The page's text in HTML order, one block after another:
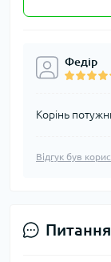
Федір
Корінь
Відгук був
Питання